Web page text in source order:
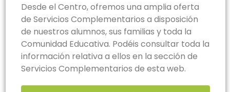
Desde el Centro, ofremos una amplia oferta
de Servicios Complementarios a disposición
de nuestros alumnos, sus familias y toda la
Comunidad Educativa. Podéis consultar toda la
información relativa a ellos en la sección de
Servicios Complementarios de esta web.